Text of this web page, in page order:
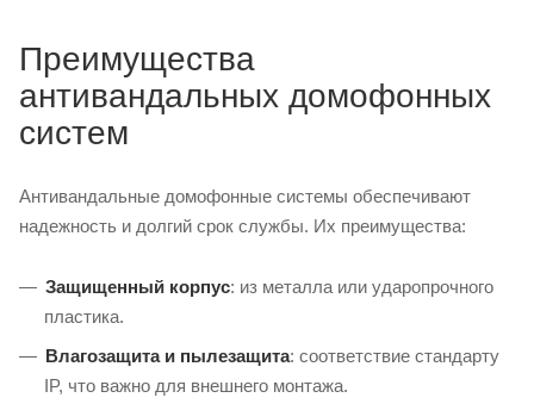
Преимущества
антивандальных домофонных
систем
Антивандальные домофонные системы обеспечивают
надежность и долгий срок службы. Их преимущества:
Защищенный корпус: из металла или ударопрочного
пластика.
Влагозащита и пылезащита: соответствие стандарту
IP, что важно для внешнего монтажа.